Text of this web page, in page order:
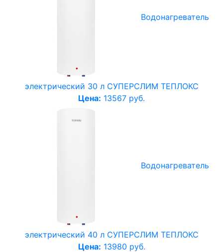
Водонагреватель
электрический 30 л СУПЕРСЛИМ ТЕПЛОКС
Цена: 13567 руб.
Водонагреватель
электрический 40 л СУПЕРСЛИМ ТЕПЛОКС
Цена: 13980 руб.